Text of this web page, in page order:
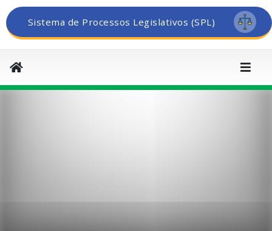
Sistema de Processos Legislativos (SPL)